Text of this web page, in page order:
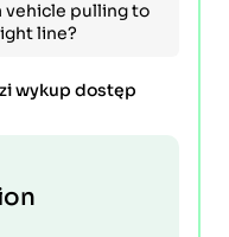
vehicle pulling to
line?
wykup dostęp